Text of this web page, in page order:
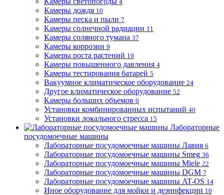
4
Камеры дождя 10
Камеры песка и пыли 7
Камеры солнечной радиации 11
Камеры соляного тумана 37
Камеры коррозии 9
Камеры роста растений 19
Камеры повышенного давления 4
Камеры тестирования батарей 5
Вакуумное климатическое оборудование 24
Другое климатическое оборудование 52
Камеры больших объемов 0
Установки комбинированных испытаний 40
Установки локального стресса 15
Лабораторные
посудомоечные машины
Лабораторные посудомоечные машины Лавия 6
Лабораторные посудомоечные машины Smeg 36
Лабораторные посудомоечные машины Miele 22
Лабораторные посудомоечные машины DGM 7
Лабораторные посудомоечные машины AT-OS 14
Иное оборудование для мойки и дезинфекции 10